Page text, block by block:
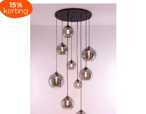
15%
korting